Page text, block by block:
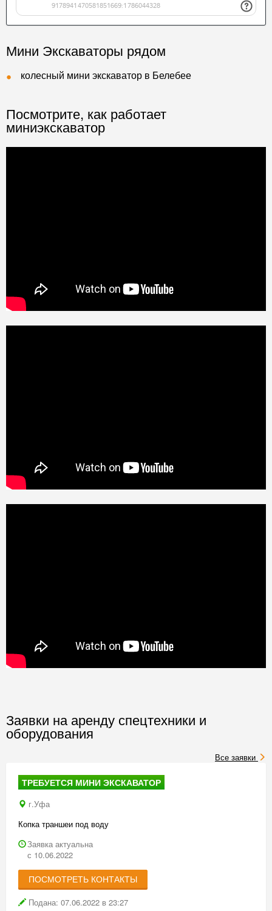
Мини Экскаваторы рядом
колесный мини экскаватор в Белебее
Посмотрите, как работает
миниэкскаватор
Заявки на аренду спецтехники и
оборудования
Все заявки
ТРЕБУЕТСЯ МИНИ ЭКСКАВАТОР
г.Уфа
Копка траншеи под воду
Заявка актуальна
с 10.06.2022
ПОСМОТРЕТЬ КОНТАКТЫ
Подана: 07.06.2022 в 23:27